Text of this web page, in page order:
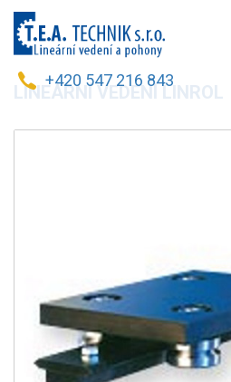
+420 547 216 843
LINEÁRNÍ VEDENÍ LINROL